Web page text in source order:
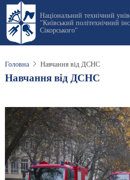
Перейти
основного
вмісту
Національний технічний
"Київський політехнічний
Сікорського"
Головна Навчання від ДСНС
Навчання від ДСНС